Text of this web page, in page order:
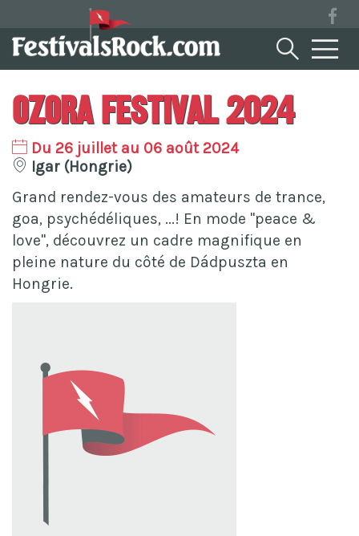
Ozora Festival 2024
Du 26 juillet au 06 août 2024
Igar (Hongrie)
Grand rendez-vous des amateurs de trance,
goa, psychédéliques, ...! En mode "peace &
love", découvrez un cadre magnifique en
pleine nature du côté de Dádpuszta en
Hongrie.